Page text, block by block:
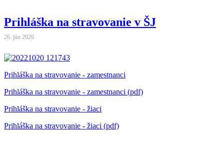
Prihláška na stravovanie v ŠJ
26. jún 2026
Prihláška na stravovanie - zamestnanci
Prihláška na stravovanie - zamestnanci (pdf)
Prihláška na stravovanie - žiaci
Prihláška na stravovanie - žiaci (pdf)